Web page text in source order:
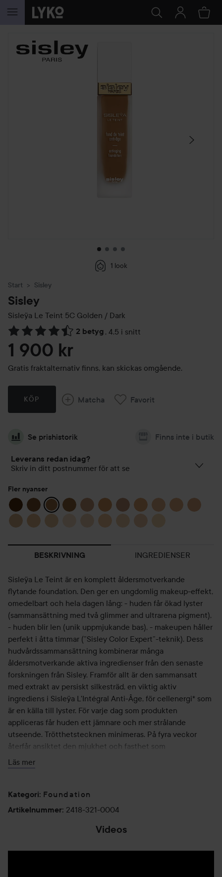
HOPPA TILL INNEHÅLLET
HOPPA ÖVER SEKTIONEN
1 look
Start Sisley
Sisley
Sisleÿa Le Teint 5C Golden / Dark
2 betyg , 4.5 i snitt
Hoppa till Betyg & kommentarer
1 900 kr
Gratis fraktalternativ finns, kan skickas omgående.
KÖP Matcha Favorit
Se prishistorik Finns inte i butik
Leverans redan idag?
Skriv in ditt postnummer för att se
Fler nyanser
BESKRIVNING INGREDIENSER
Sisleÿa Le Teint är en komplett åldersmotverkande
flytande foundation. Den ger en ungdomlig makeup-effekt,
omedelbart och hela dagen lång: - huden får ökad lyster
(sammansättning med två glimmer and ultrarena pigment),
- huden blir len (unik uppmjukande bas), - makeupen håller
perfekt i åtta timmar (”Sisley Color Expert”-teknik). Dess
hudvårdssammansättning kombinerar många
åldersmotverkande aktiva ingredienser från den senaste
forskningen från Sisley. Framför allt är den sammansatt
med extrakt av persiskt silkesträd, en viktig aktiv
ingrediens i Sisleÿa L'Intégral Anti-Âge, för cellenergi* som
är en källa till lyster. För varje dag som produkten
appliceras får huden ett jämnare och mer strålande
utseende. Trötthetstecknen minimeras. På fyra veckor
återfår ansiktet den mjukhet och fasthet som
kännetecknar ungdomlig hud. Rynkorna har tonats ner.
Huden har blivit återfuktad, fylligare och tätare.Oljefri
hudtyper.* In vitro-testad
Täck fingertopparna med foundation. Applicera den i
genom att badda lätt. Massera in foundationkrämen med
Läs mer
Kategori: Foundation
Artikelnummer: 2418-321-0004
Videos